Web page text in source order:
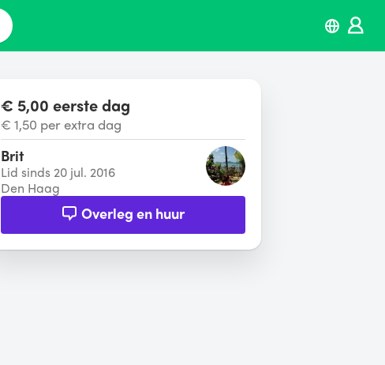
€ 5,00 eerste dag
€ 1,50 per extra dag
Brit
Lid sinds 20 jul. 2016
Den Haag
Overleg en huur